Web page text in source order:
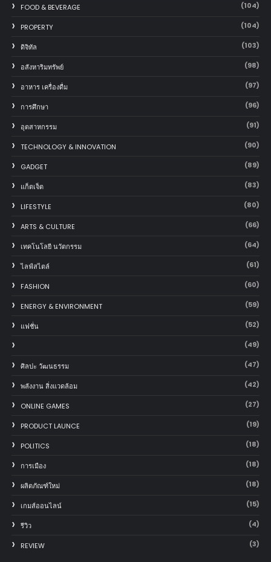
FOOD & BEVERAGE (104)
PROPERTY (104)
ดิจิทัล (103)
อสังหาริมทรัพย์ (98)
อาหาร เครื่องดื่ม (97)
การศึกษา (96)
อุตสาหกรรม (91)
TECHNOLOGY & INNOVATION (90)
GADGET (89)
แก็ตเจ็ต (83)
LIFESTYLE (80)
ARTS & CULTURE (66)
เทคโนโลยี นวัตกรรม (64)
ไลฟ์สไตล์ (61)
FASHION (60)
ENERGY & ENVIRONMENT (59)
แฟชั่น (52)
(49)
ศิลปะ วัฒนธรรม (47)
พลังงาน สิ่งแวดล้อม (42)
ONLINE GAMES (27)
PRODUCT LAUNCE (19)
POLITICS (18)
การเมือง (18)
ผลิตภัณฑ์ใหม่ (18)
เกมส์ออนไลน์ (15)
รีวิว (4)
REVIEW (3)